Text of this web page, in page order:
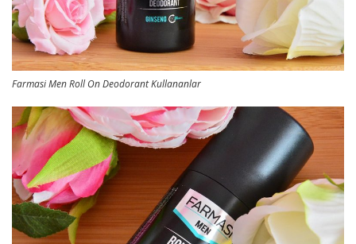
Farmasi Men Roll On Deodorant Kullananlar